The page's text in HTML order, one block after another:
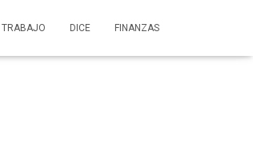
TRABAJO DICE FINANZAS